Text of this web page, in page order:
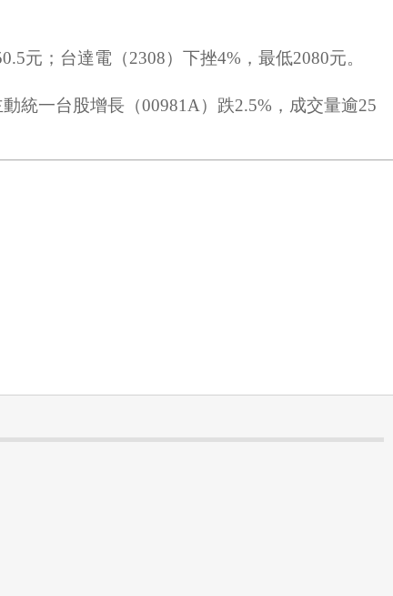
元；台達電（2308）下挫4%，最低2080元。
統一台股增長（00981A）跌2.5%，成交量逾25